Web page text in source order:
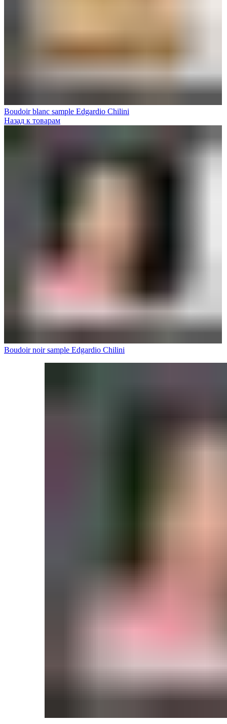
Boudoir blanc sample Edgardio Chilini
Назад к товарам
Boudoir noir sample Edgardio Chilini